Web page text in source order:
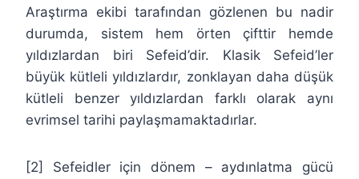
Araştırma ekibi tarafından gözlenen bu nadir
durumda, sistem hem örten çifttir hemde
yıldızlardan biri Sefeid’dir. Klasik Sefeid’ler
büyük kütleli yıldızlardır, zonklayan daha düşük
kütleli benzer yıldızlardan farklı olarak aynı
evrimsel tarihi paylaşmamaktadırlar.
[2] Sefeidler için dönem – aydınlatma gücü